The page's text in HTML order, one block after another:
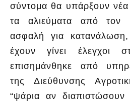
σύντομα θα υπάρξουν
τα αλιεύματα από τον
ασφαλή για
έχουν γίνει έλεγχοι
επισημάνθηκε από
της Διεύθυνσης
“ψάρια αν διαπιστώσουν